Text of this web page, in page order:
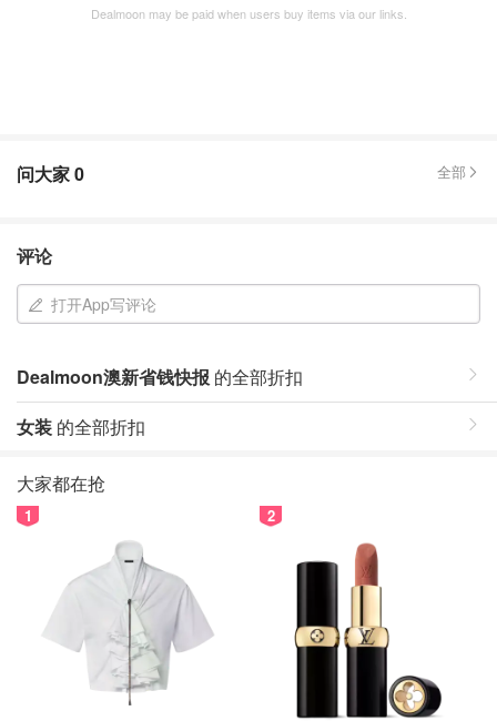
Dealmoon may be paid when users buy items via our links.
问大家0 全部
评论
打开App写评论
Dealmoon澳新省钱快报 的全部折扣
女装 的全部折扣
大家都在抢
1 2